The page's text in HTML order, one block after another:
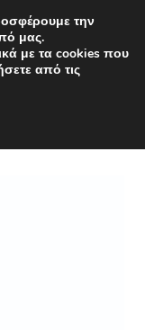
την
μας.
με τα cookies που
από τις